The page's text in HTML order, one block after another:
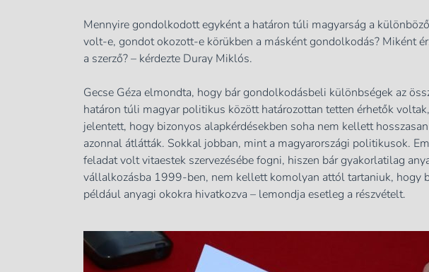
Mennyire gondolkodott egyként a határon túli magyarság a
volt-e, gondot okozott-e körükben a másként gondolkodás? Miként
a szerző? – kérdezte Duray Miklós.
Gecse Géza elmondta, hogy bár gondolkodásbeli különbségek az
határon túli magyar politikus között határozottan tetten érhetők
jelentett, hogy bizonyos alapkérdésekben soha nem kellett
azonnal átlátták. Sokkal jobban, mint a magyarországi politikusok.
feladat volt vitaestek szervezésébe fogni, hiszen bár gyakorlatilag
vállalkozásba 1999-ben, nem kellett komolyan attól tartaniuk, hogy
például anyagi okokra hivatkozva – lemondja esetleg a részvételt.